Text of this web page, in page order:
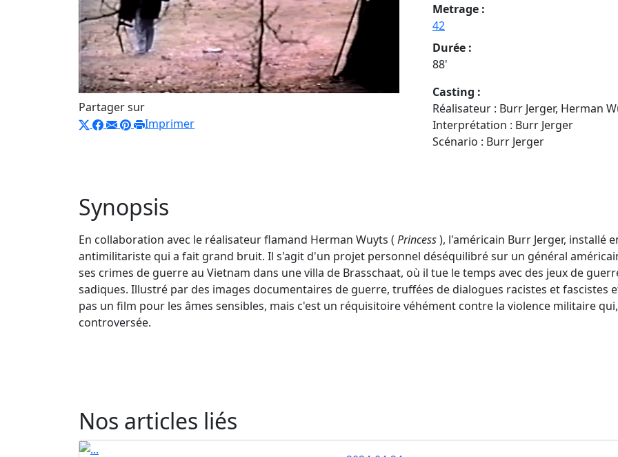
Partager sur
Imprimer
Metrage :
42
Durée :
88'
Casting :
Réalisateur : Burr Jerger, Herman
Interprétation : Burr Jerger
Scénario : Burr Jerger
Synopsis
En collaboration avec le réalisateur flamand Herman Wuyts ( Princess), l'américain Burr Jerger, installé
antimilitariste qui a fait grand bruit. Il s'agit d'un projet personnel déséquilibré sur un général
ses crimes de guerre au Vietnam dans une villa de Brasschaat, où il tue le temps avec des jeux de
sadiques. Illustré par des images documentaires de guerre, truffées de dialogues racistes et fascistes
pas un film pour les âmes sensibles, mais c'est un réquisitoire véhément contre la violence militaire
controversée.
Nos articles liés